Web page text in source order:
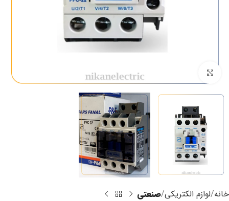
برای بزرگنمایی کلیک کنید
خانه لوازم الکتریکی صنعتی